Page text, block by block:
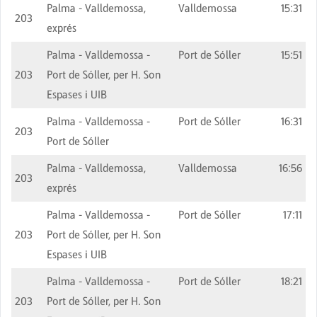
203
Palma - Valldemossa,
exprés
Valldemossa 15:31
203
Palma - Valldemossa -
Port de Sóller, per H. Son
Espases i UIB
Port de Sóller 15:51
203
Palma - Valldemossa -
Port de Sóller
Port de Sóller 16:31
203
Palma - Valldemossa,
exprés
Valldemossa 16:56
203
Palma - Valldemossa -
Port de Sóller, per H. Son
Espases i UIB
Port de Sóller 17:11
203
Palma - Valldemossa -
Port de Sóller, per H. Son
Port de Sóller 18:21